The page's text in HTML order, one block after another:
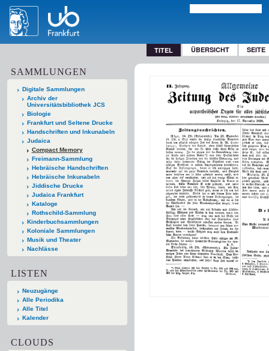
TITEL ÜBERSICHT SEITE
SAMMLUNGEN
Digitale Sammlungen
Archiv der
Universitätsbibliothek JCS
Biologie
Frankfurt und Seltene Drucke
Handschriften und Inkunabeln
Judaica
Compact Memory
Freimann-Sammlung
Hebräische Handschriften
Hebräische Inkunabeln
Jiddische Drucke
Judaica Frankfurt
Kataloge
Rothschild-Sammlung
Kinderbuchsammlungen
Koloniale Sammlungen
Musik und Theater
Nachlässe
LISTEN
Neuzugänge
Alle Periodika
Alle Titel
Kalender
CLOUDS